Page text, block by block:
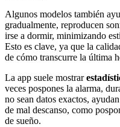
Algunos modelos también
gradualmente, reproducen
irse a dormir, minimizando
Esto es clave, ya que la
de cómo transcurre la última
La app suele mostrar
veces pospones la alarma,
no sean datos exactos,
de mal descanso, como
de sueño.